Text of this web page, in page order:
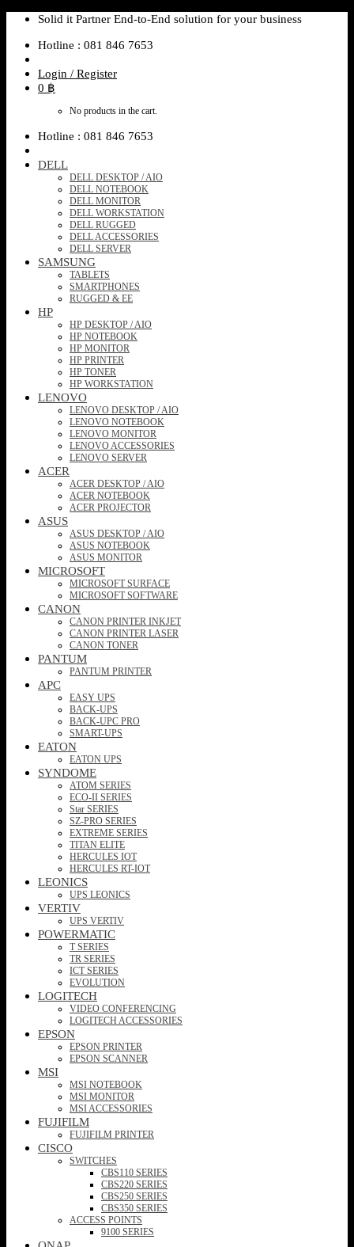
Skip
content
Solid it Partner End-to-End solution for your business
Hotline : 081 846 7653
Login / Register
0 ฿
No products in the cart.
Hotline : 081 846 7653
DELL
DELL DESKTOP / AIO
DELL NOTEBOOK
DELL MONITOR
DELL WORKSTATION
DELL RUGGED
DELL ACCESSORIES
DELL SERVER
SAMSUNG
TABLETS
SMARTPHONES
RUGGED & EE
HP
HP DESKTOP / AIO
HP NOTEBOOK
HP MONITOR
HP PRINTER
HP TONER
HP WORKSTATION
LENOVO
LENOVO DESKTOP / AIO
LENOVO NOTEBOOK
LENOVO MONITOR
LENOVO ACCESSORIES
LENOVO SERVER
ACER
ACER DESKTOP / AIO
ACER NOTEBOOK
ACER PROJECTOR
ASUS
ASUS DESKTOP / AIO
ASUS NOTEBOOK
ASUS MONITOR
MICROSOFT
MICROSOFT SURFACE
MICROSOFT SOFTWARE
CANON
CANON PRINTER INKJET
CANON PRINTER LASER
CANON TONER
PANTUM
PANTUM PRINTER
APC
EASY UPS
BACK-UPS
BACK-UPC PRO
SMART-UPS
EATON
EATON UPS
SYNDOME
ATOM SERIES
ECO-II SERIES
Star SERIES
SZ-PRO SERIES
EXTREME SERIES
TITAN ELITE
HERCULES IOT
HERCULES RT-IOT
LEONICS
UPS LEONICS
VERTIV
UPS VERTIV
POWERMATIC
T SERIES
TR SERIES
ICT SERIES
EVOLUTION
LOGITECH
VIDEO CONFERENCING
LOGITECH ACCESSORIES
EPSON
EPSON PRINTER
EPSON SCANNER
MSI
MSI NOTEBOOK
MSI MONITOR
MSI ACCESSORIES
FUJIFILM
FUJIFILM PRINTER
CISCO
SWITCHES
CBS110 SERIES
CBS220 SERIES
CBS250 SERIES
CBS350 SERIES
ACCESS POINTS
9100 SERIES